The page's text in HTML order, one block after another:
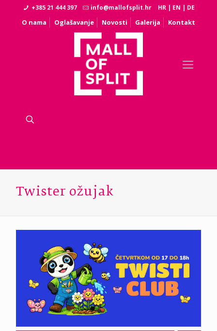
+385 21 444 397 info@mallofsplit.hr HR | EN | DE
O nama Oglašavanje Novosti Galerija Kontakt
Twister ožujak